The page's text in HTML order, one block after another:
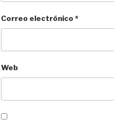
Correo electrónico *
Web